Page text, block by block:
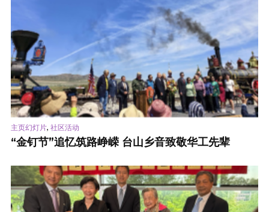
主页幻灯片, 社区活动
“金钉节”追忆筑路峥嵘 台山乡音致敬华工先辈